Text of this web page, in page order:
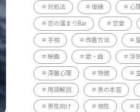
対処法 復縁 心
恋の溜まりBar 恋愛
手相 改善方法
映画 歌・曲 浮
深層心理 特徴
用語解説 男の本音
男性向け 相性